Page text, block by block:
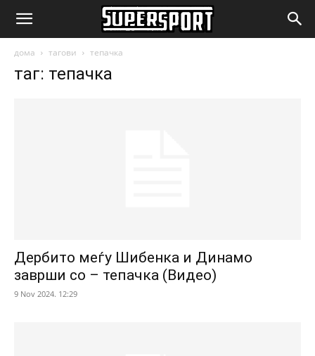
SuperSport.mk
дома тагови тепачка
таг: тепачка
Дербито меѓу Шибенка и Динамо
заврши со – тепачка (Видео)
9 Nov 2024. 12:29